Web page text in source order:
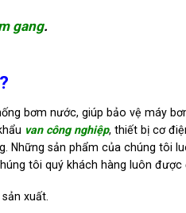
gang.
bơm nước, giúp bảo vệ máy
van công nghiệp, thiết bị cơ
Những sản phẩm của chúng tôi
tôi quý khách hàng luôn được
xuất.